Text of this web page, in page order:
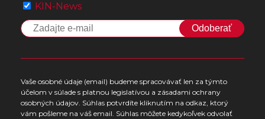
KIN-News
Odoberať
Vaše osobné údaje (email) budeme spracovávať len za týmto
účelom v súlade s platnou legislatívou a zásadami ochrany
osobných údajov. Súhlas potvrdíte kliknutím na odkaz, ktorý
vám pošleme na váš email. Súhlas môžete kedykoľvek odvolať